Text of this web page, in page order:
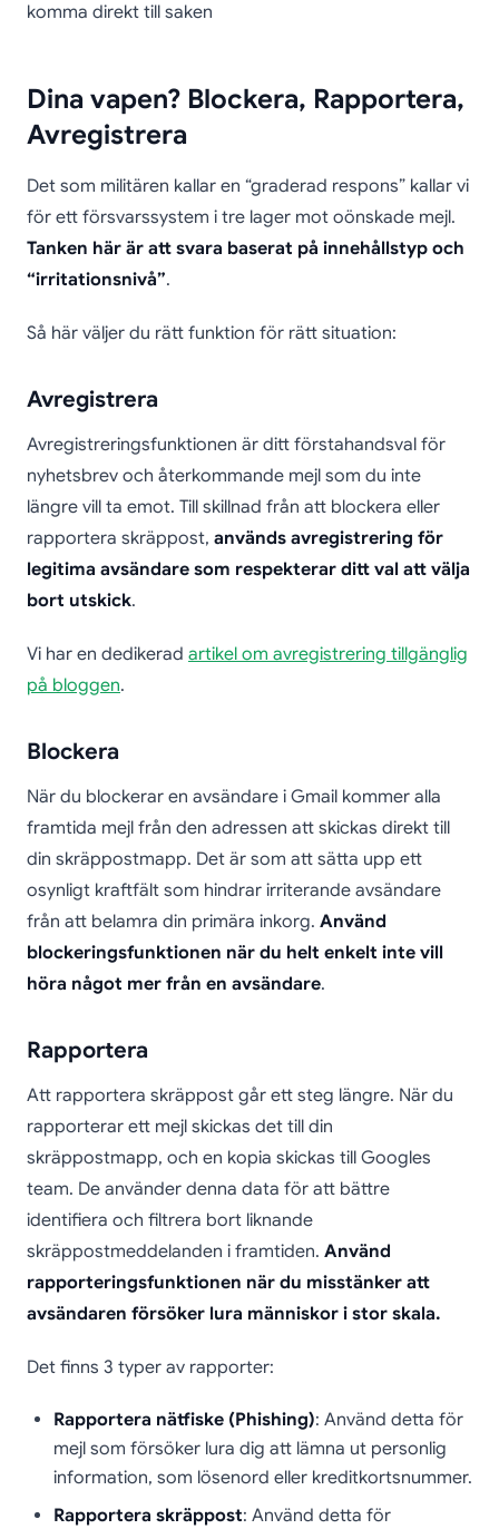
komma direkt till saken
Dina vapen? Blockera, Rapportera,
Avregistrera
Det som militären kallar en “graderad respons” kallar vi
för ett försvarssystem i tre lager mot oönskade mejl.
Tanken här är att svara baserat på innehållstyp och
“irritationsnivå”.
Så här väljer du rätt funktion för rätt situation:
Avregistrera
Avregistreringsfunktionen är ditt förstahandsval för
nyhetsbrev och återkommande mejl som du inte
längre vill ta emot. Till skillnad från att blockera eller
rapportera skräppost, används avregistrering för
legitima avsändare som respekterar ditt val att välja
bort utskick.
Vi har en dedikerad artikel om avregistrering tillgänglig
på bloggen.
Blockera
När du blockerar en avsändare i Gmail kommer alla
framtida mejl från den adressen att skickas direkt till
din skräppostmapp. Det är som att sätta upp ett
osynligt kraftfält som hindrar irriterande avsändare
från att belamra din primära inkorg. Använd
blockeringsfunktionen när du helt enkelt inte vill
höra något mer från en avsändare.
Rapportera
Att rapportera skräppost går ett steg längre. När du
rapporterar ett mejl skickas det till din
skräppostmapp, och en kopia skickas till Googles
team. De använder denna data för att bättre
identifiera och filtrera bort liknande
skräppostmeddelanden i framtiden. Använd
rapporteringsfunktionen när du misstänker att
avsändaren försöker lura människor i stor skala.
Det finns 3 typer av rapporter:
Rapportera nätfiske (Phishing): Använd detta för
mejl som försöker lura dig att lämna ut personlig
information, som lösenord eller kreditkortsnummer.
Rapportera skräppost: Använd detta för